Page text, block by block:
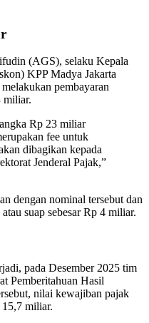
(AGS), selaku Kepala
KPP Madya Jakarta
pembayaran
miliar.
Rp 23 miliar
fee untuk
dibagikan kepada
Jenderal Pajak,”
dengan nominal tersebut dan
atau suap sebesar Rp 4 miliar.
pada Desember 2025 tim
Pemberitahuan Hasil
nilai kewajiban pajak
15,7 miliar.